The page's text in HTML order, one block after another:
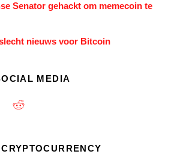
Senator gehackt om memecoin te
nieuws voor Bitcoin
MEDIA